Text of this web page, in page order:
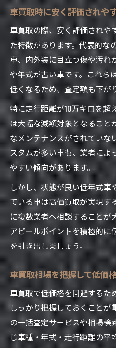
車買取業者選定で
車買取時に安く評価されや
車買取の際、安く評価されや
た特徴があります。代表的な
車、内外装に目立つ傷や汚れ
や年式が古い車です。これら
低くなるため、査定額も下が
特に走行距離が10万キロを超
は大幅な減額対象となること
なメンテナンスがされていな
スタムが多い車も、業者によ
やすい傾向があります。
しかし、状態が良い低年式車
ている車は高価買取が実現す
に複数業者へ相談することが
アピールポイントを積極的に
を引き出しましょう。
車買取相場を把握して低価
車買取で低価格を回避するた
しっかり把握しておくことが
の一括査定サービスや相場検
じ車種・年式・走行距離の平